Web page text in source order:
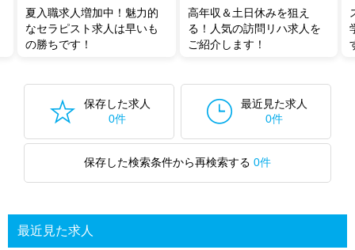
夏入職求人増加中！魅力的
なセラピスト求人は早いも
の勝ちです！
高年収＆土日休みを狙え
る！人気の訪問リハ求人を
ご紹介します！
保存した求人
0件
最近見た求人
0件
保存した検索条件から再検索する 0件
最近見た求人